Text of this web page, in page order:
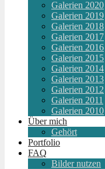
Galerien 2020
Galerien 2019
Galerien 2018
Galerien 2017
Galerien 2016
Galerien 2015
Galerien 2014
Galerien 2013
Galerien 2012
Galerien 2011
Galerien 2010
Über mich
Gehört
Portfolio
FAQ
Bilder nutzen